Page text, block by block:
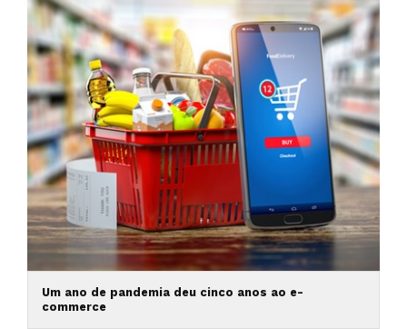
Um ano de pandemia deu cinco anos ao e-
commerce